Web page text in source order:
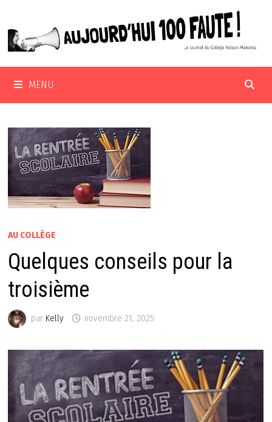
contenu
MENU
AU COLLÈGE
Quelques conseils pour la
troisième
par Kelly novembre 21, 2025